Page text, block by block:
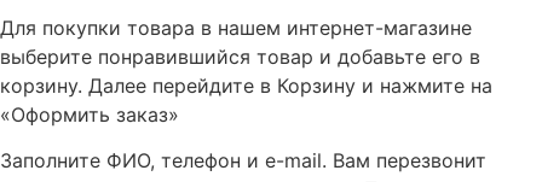
Для покупки товара в нашем интернет-магазине
выберите понравившийся товар и добавьте его в
корзину. Далее перейдите в Корзину и нажмите на
«Оформить заказ»
Заполните ФИО, телефон и e-mail. Вам перезвонит